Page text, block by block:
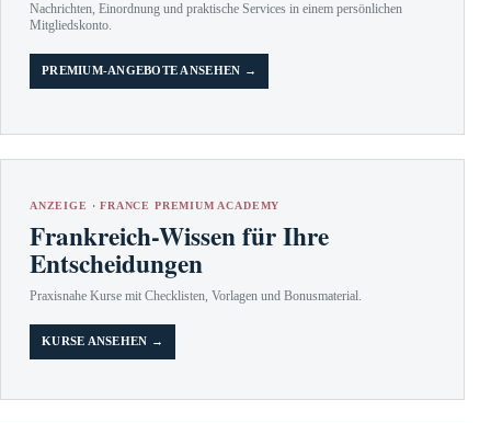
Nachrichten, Einordnung und praktische Services in einem persönlichen
Mitgliedskonto.
PREMIUM-ANGEBOTE ANSEHEN →
ANZEIGE · FRANCE PREMIUM ACADEMY
Frankreich-Wissen für Ihre
Entscheidungen
Praxisnahe Kurse mit Checklisten, Vorlagen und Bonusmaterial.
KURSE ANSEHEN →